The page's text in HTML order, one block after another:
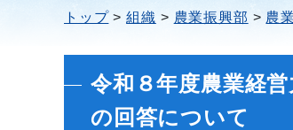
トップ 組織 農業振興部 農
令和８年度農業経
の回答について